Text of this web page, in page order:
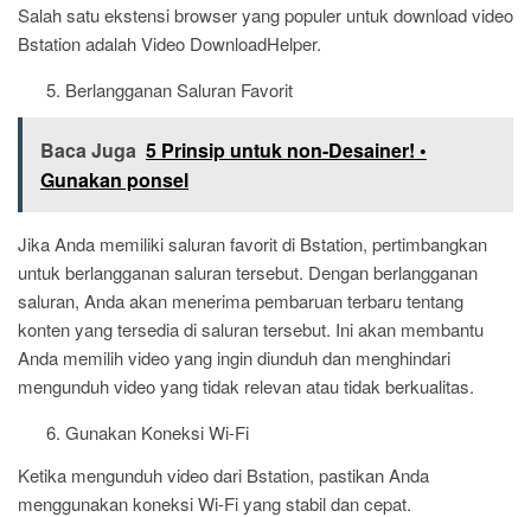
Salah satu ekstensi browser yang populer untuk download video
Bstation adalah Video DownloadHelper.
Berlangganan Saluran Favorit
Baca Juga 5 Prinsip untuk non-Desainer! •
Gunakan ponsel
Jika Anda memiliki saluran favorit di Bstation, pertimbangkan
untuk berlangganan saluran tersebut. Dengan berlangganan
saluran, Anda akan menerima pembaruan terbaru tentang
konten yang tersedia di saluran tersebut. Ini akan membantu
Anda memilih video yang ingin diunduh dan menghindari
mengunduh video yang tidak relevan atau tidak berkualitas.
Gunakan Koneksi Wi-Fi
Ketika mengunduh video dari Bstation, pastikan Anda
menggunakan koneksi Wi-Fi yang stabil dan cepat.